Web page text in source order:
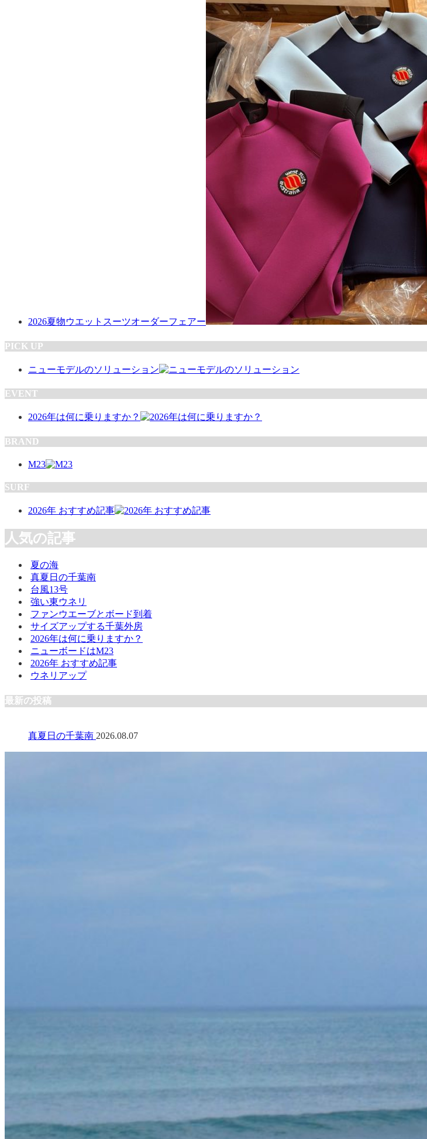
2026夏物ウエットスーツオーダーフェアー
PICK UP
ニューモデルのソリューション
EVENT
2026年は何に乗りますか？
BRAND
M23
SURF
2026年 おすすめ記事
人気の記事
夏の海
真夏日の千葉南
台風13号
強い東ウネリ
ファンウエーブとボード到着
サイズアップする千葉外房
2026年は何に乗りますか？
ニューボードはM23
2026年 おすすめ記事
ウネリアップ
最新の投稿
真夏日の千葉南 2026.08.07